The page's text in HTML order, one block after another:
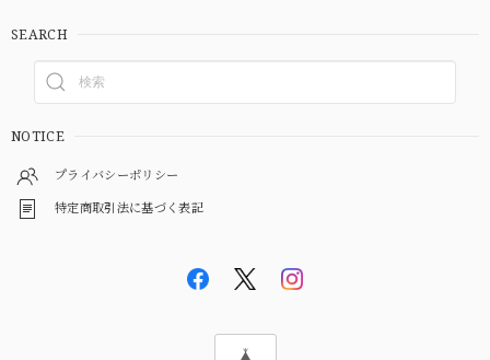
SEARCH
NOTICE
プライバシーポリシー
特定商取引法に基づく表記